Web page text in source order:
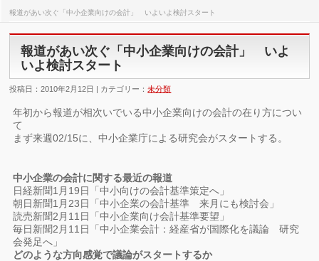
報道があい次ぐ「中小企業向けの会計」 いよいよ検討スタート
報道があい次ぐ「中小企業向けの会計」 いよ
いよ検討スタート
投稿日：2010年2月12日 | カテゴリー：未分類
年初から報道が相次いでいる中小企業向けの会計の在り方につい
て
まず来週02/15に、中小企業庁による研究会がスタートする。
中小企業の会計に関する最近の報道
日経新聞1月19日「中小向けの会計基準策定へ」
朝日新聞1月23日「中小企業の会計基準 来月にも検討会」
読売新聞2月11日「中小企業向け会計基準要望」
毎日新聞2月11日「中小企業会計：経産省が国際化を議論 研究
会発足へ」
どのような方向感覚で議論がスタートするか